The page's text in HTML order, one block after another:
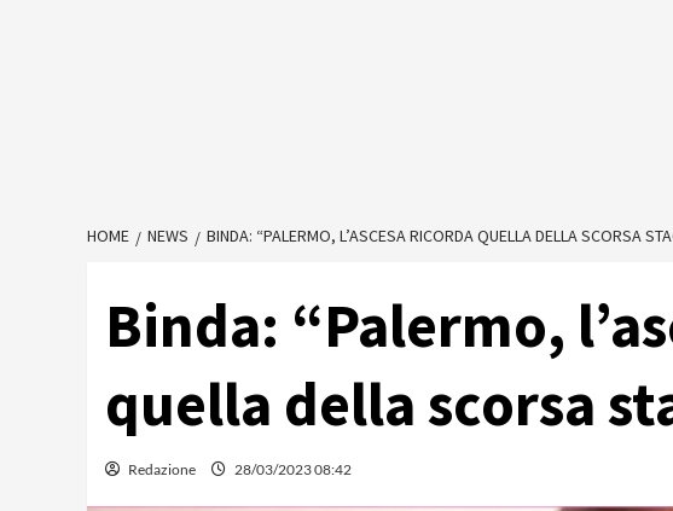
HOME NEWS BINDA: “PALERMO, L’ASCESA RICORDA QUELLA DELLA SCORSA
Binda: “Palermo,
quella della scorsa
Redazione 28/03/2023 08:42